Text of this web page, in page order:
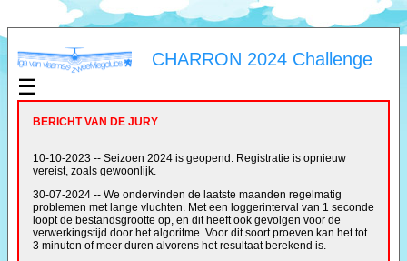
CHARRON 2024 Challenge
☰
BERICHT VAN DE JURY
10-10-2023 -- Seizoen 2024 is geopend. Registratie is opnieuw
vereist, zoals gewoonlijk.
30-07-2024 -- We ondervinden de laatste maanden regelmatig
problemen met lange vluchten. Met een loggerinterval van 1 seconde
loopt de bestandsgrootte op, en dit heeft ook gevolgen voor de
verwerkingstijd door het algoritme. Voor dit soort proeven kan het tot
3 minuten of meer duren alvorens het resultaat berekend is.